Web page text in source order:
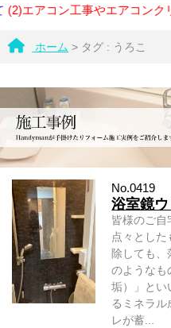
アコン工事やエアコンクリー
ホーム > タグ : うろこ
No.0419
浴室鏡
皆様のご自
点々とし
除しても
のようなも
垢）」とい
るミネラル
レが蓄...